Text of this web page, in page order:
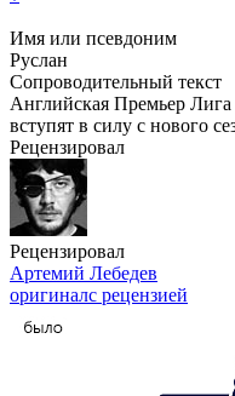
Имя или псевдоним
Руслан
Сопроводительный текст
Английская Премьер
вступят в силу с нового
Рецензировал
Рецензировал
Артемий Лебедев
оригиналс рецензией